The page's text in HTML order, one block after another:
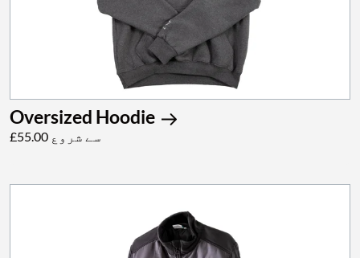
Oversized Hoodie
£55.00 سے شروع